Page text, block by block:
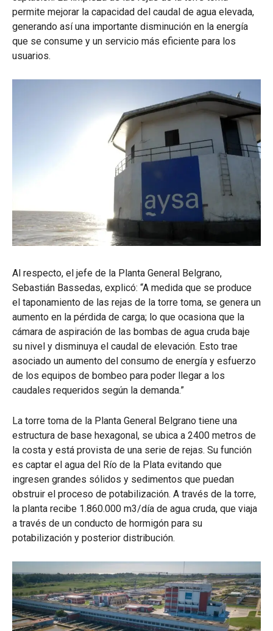
permite mejorar la capacidad del caudal de agua elevada,
generando así una importante disminución en la energía
que se consume y un servicio más eficiente para los
usuarios.
Al respecto, el jefe de la Planta General Belgrano,
Sebastián Bassedas, explicó: “A medida que se produce
el taponamiento de las rejas de la torre toma, se genera un
aumento en la pérdida de carga; lo que ocasiona que la
cámara de aspiración de las bombas de agua cruda baje
su nivel y disminuya el caudal de elevación. Esto trae
asociado un aumento del consumo de energía y esfuerzo
de los equipos de bombeo para poder llegar a los
caudales requeridos según la demanda.”
La torre toma de la Planta General Belgrano tiene una
estructura de base hexagonal, se ubica a 2400 metros de
la costa y está provista de una serie de rejas. Su función
es captar el agua del Río de la Plata evitando que
ingresen grandes sólidos y sedimentos que puedan
obstruir el proceso de potabilización. A través de la torre,
la planta recibe 1.860.000 m3/día de agua cruda, que viaja
a través de un conducto de hormigón para su
potabilización y posterior distribución.